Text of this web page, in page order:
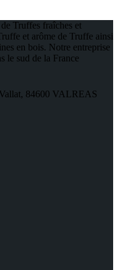
Truffes fraîches et
et arôme de Truffe ainsi
en bois. Notre entreprise
le sud de la France
84600 VALREAS